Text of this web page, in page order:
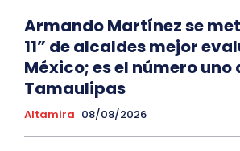
Armando Martínez se
11” de alcaldes mejor
México; es el número uno
Tamaulipas
Altamira 08/08/2026